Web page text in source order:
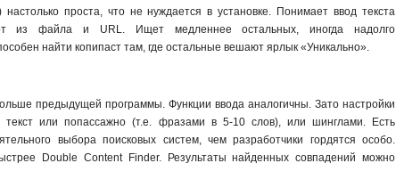
настолько проста, что не нуждается в установке. Понимает ввод текста
из файла и URL. Ищет медленнее остальных, иногда надолго
найти копипаст там, где остальные вешают ярлык «Уникально».
предыдущей программы. Функции ввода аналогичны. Зато настройки
текст или попассажно (т.е. фразами в 5-10 слов), или шинглами. Есть
выбора поисковых систем, чем разработчики гордятся особо.
Double Content Finder. Результаты найденных совпадений можно